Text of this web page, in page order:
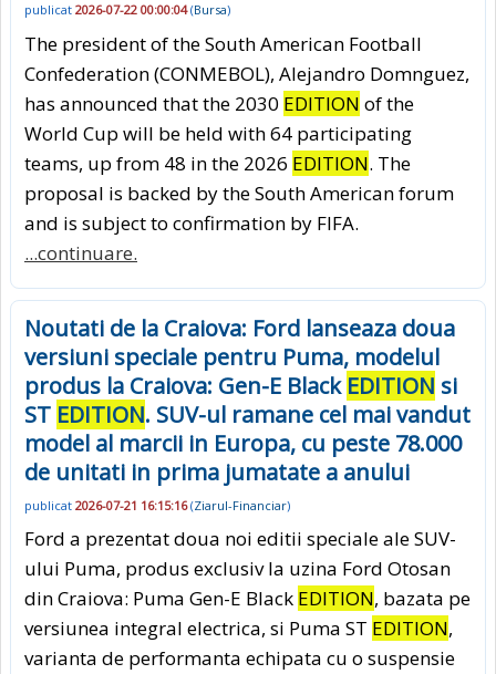
publicat 2026-07-22 00:00:04(Bursa)
The president of the South American Football
Confederation (CONMEBOL), Alejandro Domnguez,
has announced that the 2030 EDITION of the
World Cup will be held with 64 participating
teams, up from 48 in the 2026 EDITION. The
proposal is backed by the South American forum
and is subject to confirmation by FIFA.
...continuare.
Noutati de la Craiova: Ford lanseaza doua
versiuni speciale pentru Puma, modelul
produs la Craiova: Gen-E Black EDITION si
ST EDITION. SUV-ul ramane cel mai vandut
model al marcii in Europa, cu peste 78.000
de unitati in prima jumatate a anului
publicat 2026-07-21 16:15:16(Ziarul-Financiar)
Ford a prezentat doua noi editii speciale ale SUV-
ului Puma, produs exclusiv la uzina Ford Otosan
din Craiova: Puma Gen-E Black EDITION, bazata pe
versiunea integral electrica, si Puma ST EDITION,
varianta de performanta echipata cu o suspensie